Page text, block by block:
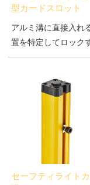
型カードスロット
アルミ溝に直接入れ
置を特定してロック
セーフティライト